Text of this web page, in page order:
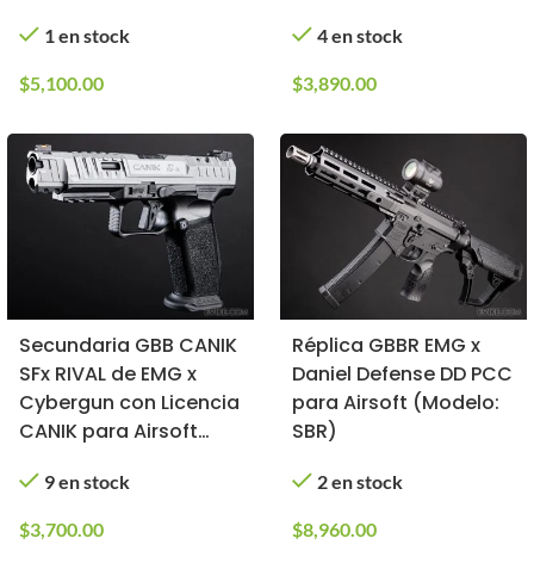
1 en stock
$5,100.00
Empuñadura de
Diamante / CO2)
4 en stock
$3,890.00
Secundaria GBB CANIK
SFx RIVAL de EMG x
Cybergun con Licencia
CANIK para Airsoft
9 en stock
$3,700.00
Réplica GBBR EMG x
Daniel Defense DD PCC
para Airsoft (Modelo:
SBR)
2 en stock
$8,960.00